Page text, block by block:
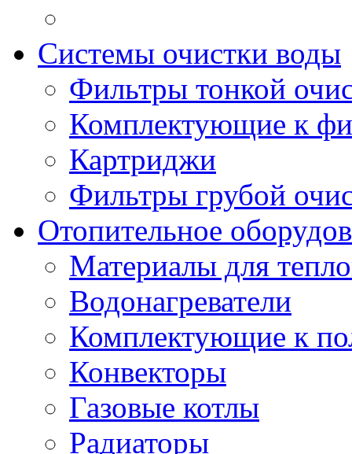
Системы очистки воды
Фильтры тонкой
Комплектующие к
Картриджи
Фильтры грубой
Отопительное
Материалы для
Водонагреватели
Комплектующие к
Конвекторы
Газовые котлы
Радиаторы